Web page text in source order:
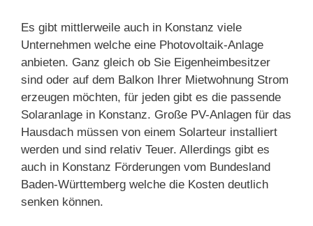
Es gibt mittlerweile auch in Konstanz viele
Unternehmen welche eine Photovoltaik-Anlage
anbieten. Ganz gleich ob Sie Eigenheimbesitzer
sind oder auf dem Balkon Ihrer Mietwohnung Strom
erzeugen möchten, für jeden gibt es die passende
Solaranlage in Konstanz. Große PV-Anlagen für das
Hausdach müssen von einem Solarteur installiert
werden und sind relativ Teuer. Allerdings gibt es
auch in Konstanz Förderungen vom Bundesland
Baden-Württemberg welche die Kosten deutlich
senken können.